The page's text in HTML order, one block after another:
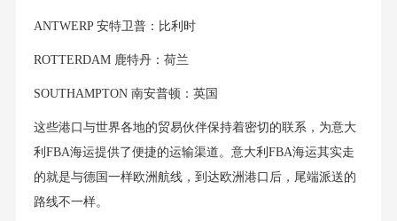
ANTWERP 安特卫普：比利时
ROTTERDAM 鹿特丹：荷兰
SOUTHAMPTON 南安普顿：英国
这些港口与世界各地的贸易伙伴保持着密切的联系，为意大
利FBA海运提供了便捷的运输渠道。意大利FBA海运其实走
的就是与德国一样欧洲航线，到达欧洲港口后，尾端派送的
路线不一样。